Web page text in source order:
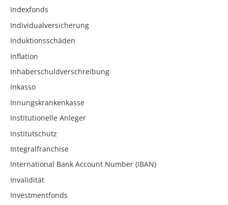
Indexfonds
Individualversicherung
Induktionsschäden
Inflation
Inhaberschuldverschreibung
Inkasso
Innungskrankenkasse
Institutionelle Anleger
Institutschutz
Integralfranchise
International Bank Account Number (IBAN)
Invalidität
Investmentfonds